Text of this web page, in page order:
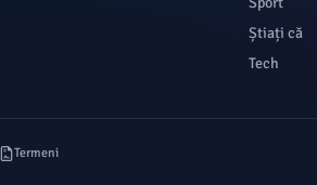
Știați că
Tech
Termeni